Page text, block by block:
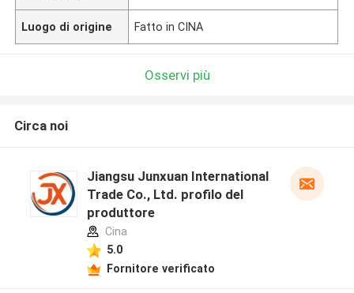
Luogo di origine Fatto in CINA
Osservi più
Circa noi
Jiangsu Junxuan International
Trade Co., Ltd. profilo del
produttore
Cina
5.0
Fornitore verificato